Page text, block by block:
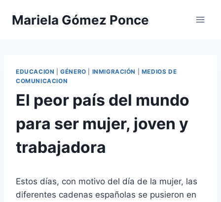
Mariela Gómez Ponce
EDUCACION |GÉNERO INMIGRACIÓN
MEDIOS DE
COMUNICACION
El peor país del mundo
para ser mujer, joven y
trabajadora
Estos días, con motivo del día de la mujer, las
diferentes cadenas españolas se pusieron en